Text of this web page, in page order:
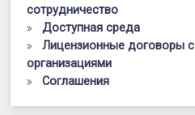
сотрудничество
Доступная среда
Лицензионные договоры с
организациями
Соглашения